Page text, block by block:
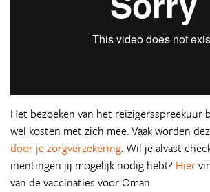
Het bezoeken van het reizigersspreekuur
wel kosten met zich mee. Vaak worden
door je zorgverzekering. Wil je alvast
inentingen jij mogelijk nodig hebt? Hier
van de vaccinaties voor Oman.